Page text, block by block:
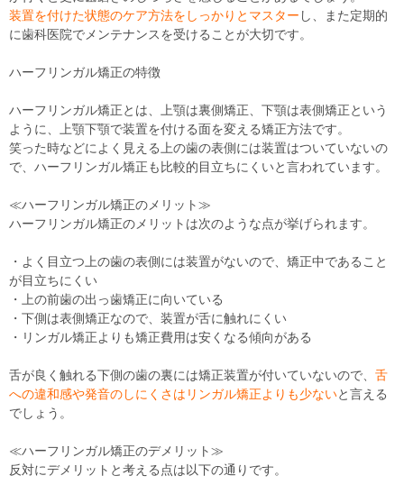
装置を付けた状態のケア方法をしっかりとマスター し、また定期的
に歯科医院でメンテナンスを受けることが大切です。
ハーフリンガル矯正の特徴
ハーフリンガル矯正とは、上顎は裏側矯正、下顎は表側矯正という
ように、上顎下顎で装置を付ける面を変える矯正方法です。
笑った時などによく見える上の歯の表側には装置はついていないの
で、ハーフリンガル矯正も比較的目立ちにくいと言われています。
≪ハーフリンガル矯正のメリット≫
ハーフリンガル矯正のメリットは次のような点が挙げられます。
・よく目立つ上の歯の表側には装置がないので、矯正中であること
が目立ちにくい
・上の前歯の出っ歯矯正に向いている
・下側は表側矯正なので、装置が舌に触れにくい
・リンガル矯正よりも矯正費用は安くなる傾向がある
舌が良く触れる下側の歯の裏には矯正装置が付いていないので、 舌
への違和感や発音のしにくさはリンガル矯正よりも少ないと言える
でしょう。
≪ハーフリンガル矯正のデメリット≫
反対にデメリットと考える点は以下の通りです。